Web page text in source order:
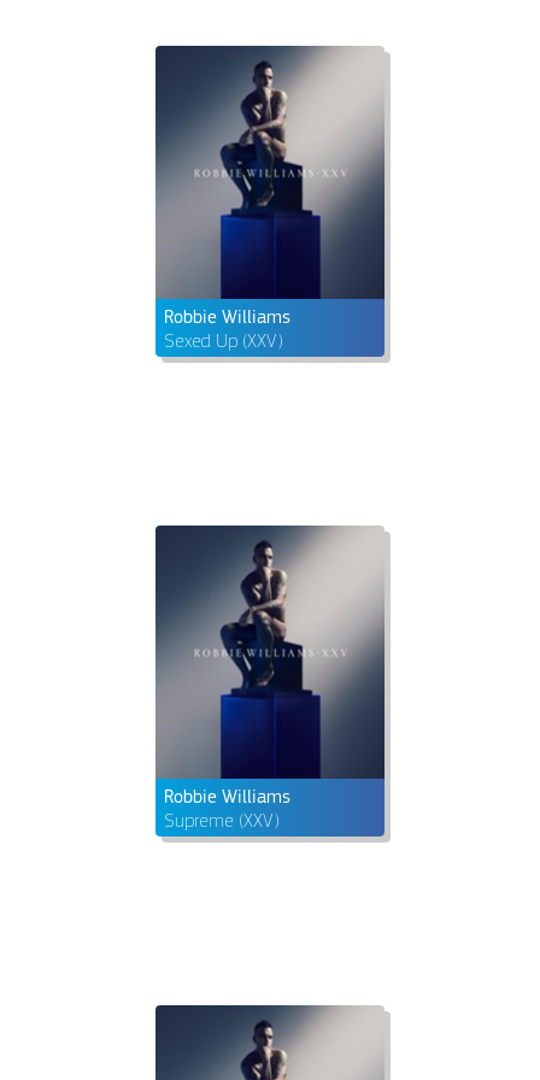
Robbie Williams
Sexed Up (XXV)
Robbie Williams
Supreme (XXV)